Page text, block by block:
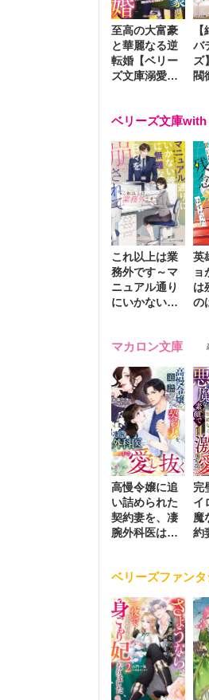
至高の大富豪
と華麗なる逆
転婚【ベリー
ズ文庫溺愛ア
バ
ズ
閥
激
ベリーズ文庫with
これ以上は業
務外です～マ
ニュアル通り
にいかない彼
英
ョ
は
の
マカロン文庫
高慢令嬢に追
い詰められた
契約妻を、凄
腕外科医はこ
完
イ
魔
約
ベリーズファン